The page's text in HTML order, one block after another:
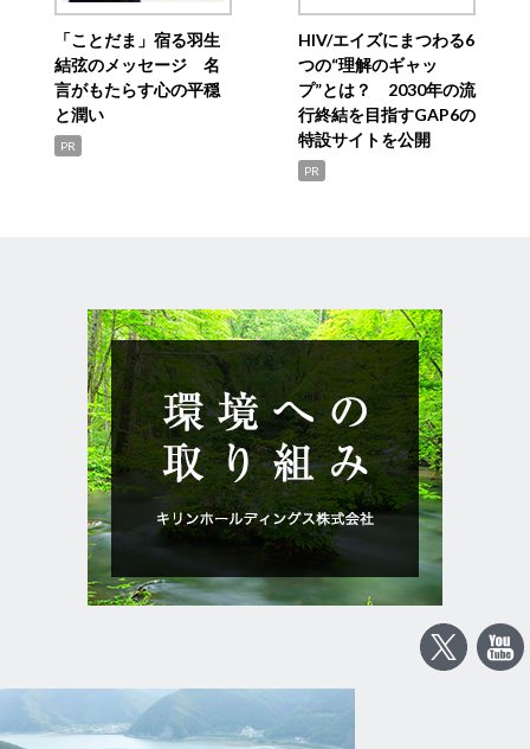
「ことだま」宿る羽生
結弦のメッセージ 名
言がもたらす心の平穏
と潤い
PR
HIV/エイズにまつわる6
つの“理解のギャッ
プ”とは？ 2030年の流
行終結を目指すGAP6の
特設サイトを公開
PR